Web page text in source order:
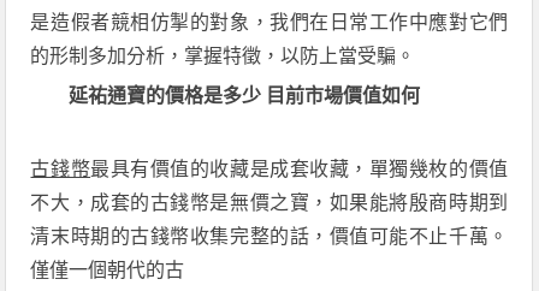
是造假者競相仿掣的對象，我們在日常工作中應對它們
的形制多加分析，掌握特徵，以防上當受騙。
延祐通寶的價格是多少 目前市場價值如何
古錢幣最具有價值的收藏是成套收藏，單獨幾枚的價值
不大，成套的古錢幣是無價之寶，如果能將殷商時期到
清末時期的古錢幣收集完整的話，價值可能不止千萬。
僅僅一個朝代的古